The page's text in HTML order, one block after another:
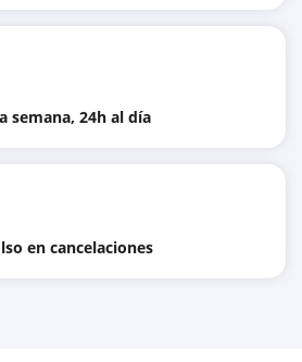
semana, 24h al día
en cancelaciones